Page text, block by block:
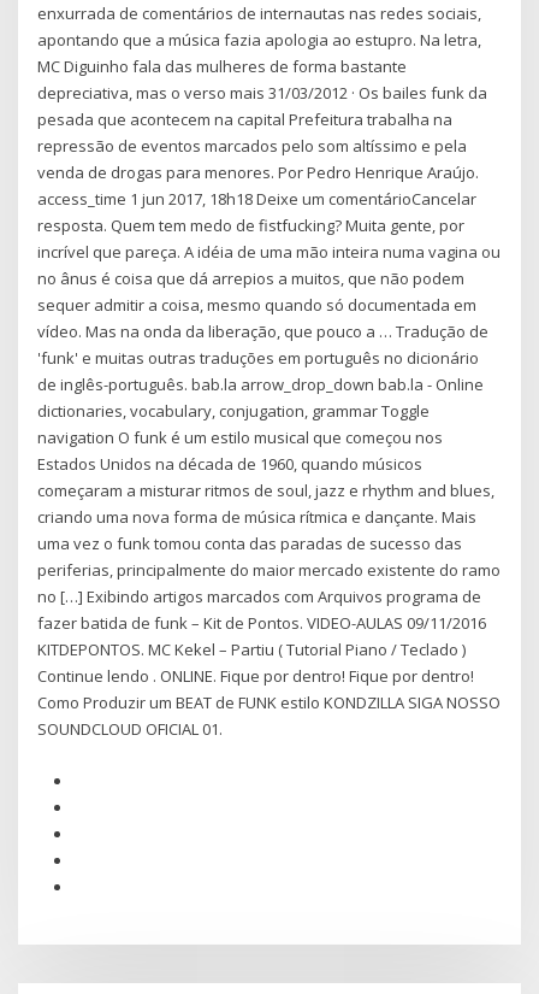
enxurrada de comentários de internautas nas redes sociais,
apontando que a música fazia apologia ao estupro. Na letra,
MC Diguinho fala das mulheres de forma bastante
depreciativa, mas o verso mais 31/03/2012 · Os bailes funk da
pesada que acontecem na capital Prefeitura trabalha na
repressão de eventos marcados pelo som altíssimo e pela
venda de drogas para menores. Por Pedro Henrique Araújo.
access_time 1 jun 2017, 18h18 Deixe um comentárioCancelar
resposta. Quem tem medo de fistfucking? Muita gente, por
incrível que pareça. A idéia de uma mão inteira numa vagina ou
no ânus é coisa que dá arrepios a muitos, que não podem
sequer admitir a coisa, mesmo quando só documentada em
vídeo. Mas na onda da liberação, que pouco a … Tradução de
'funk' e muitas outras traduções em português no dicionário
de inglês-português. bab.la arrow_drop_down bab.la - Online
dictionaries, vocabulary, conjugation, grammar Toggle
navigation O funk é um estilo musical que começou nos
Estados Unidos na década de 1960, quando músicos
começaram a misturar ritmos de soul, jazz e rhythm and blues,
criando uma nova forma de música rítmica e dançante. Mais
uma vez o funk tomou conta das paradas de sucesso das
periferias, principalmente do maior mercado existente do ramo
no […] Exibindo artigos marcados com Arquivos programa de
fazer batida de funk – Kit de Pontos. VIDEO-AULAS 09/11/2016
KITDEPONTOS. MC Kekel – Partiu ( Tutorial Piano / Teclado )
Continue lendo . ONLINE. Fique por dentro! Fique por dentro!
Como Produzir um BEAT de FUNK estilo KONDZILLA SIGA NOSSO
SOUNDCLOUD OFICIAL 01.